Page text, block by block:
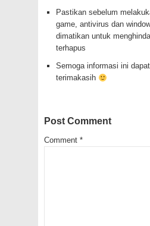
Pastikan sebelum
game, antivirus dan
dimatikan untuk
terhapus
Semoga informasi ini
terimakasih
Post Comment
Comment *